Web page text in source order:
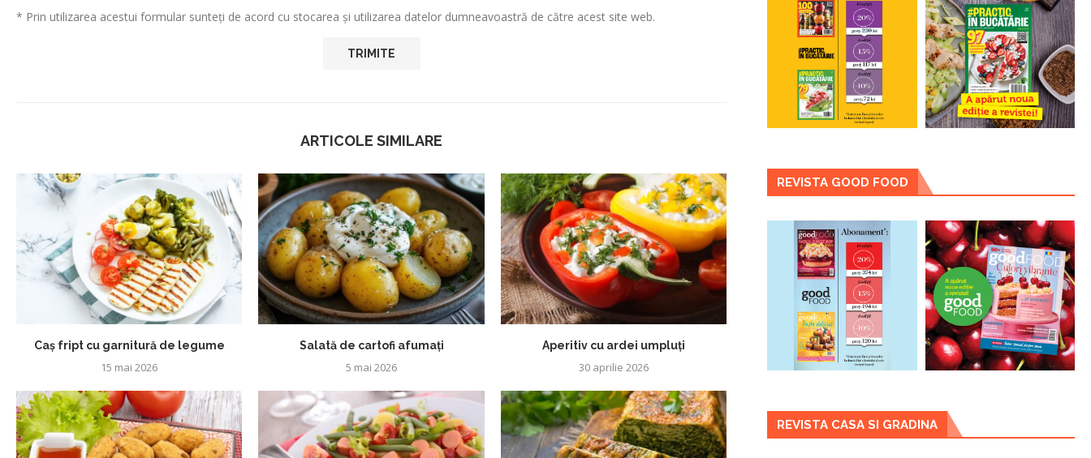
* Prin utilizarea acestui formular sunteți de acord cu stocarea și utilizarea datelor dumneavoastră de către acest site web.
ARTICOLE SIMILARE
Caș fript cu garnitură de legume
15 mai 2026
Salată de cartofi afumați
5 mai 2026
Aperitiv cu ardei umpluți
30 aprilie 2026
REVISTA GOOD FOOD
REVISTA CASA SI GRADINA